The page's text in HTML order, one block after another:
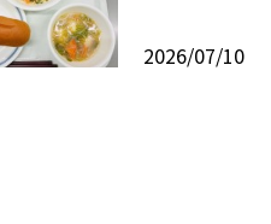
2026/07/10